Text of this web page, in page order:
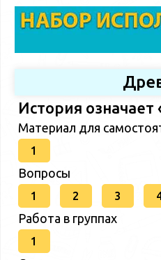
История
Материал для
1
Вопросы
1 2 3
Работа в группах
1